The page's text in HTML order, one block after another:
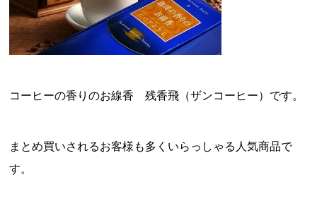
コーヒーの香りのお線香残香飛 （ザンコーヒー）です。
まとめ買いされるお客様も多くいらっしゃる人気商品で
す。